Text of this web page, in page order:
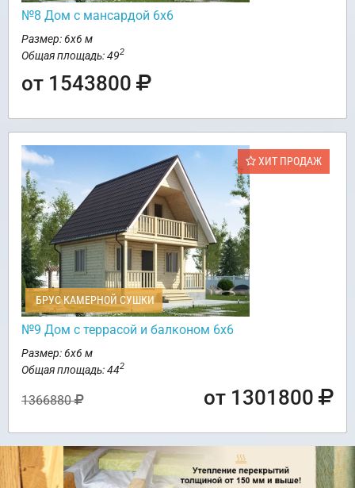
№8 Дом с мансардой 6х6
Размер: 6х6 м
Общая площадь: 492
от 1543800
ХИТ ПРОДАЖ
БРУС КАМЕРНОЙ СУШКИ
№9 Дом с террасой и балконом 6х6
Размер: 6х6 м
Общая площадь: 442
1366880 от 1301800